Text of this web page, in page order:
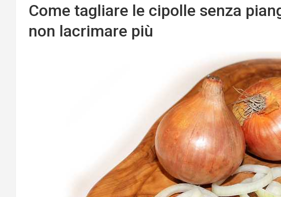
Come tagliare le cipolle senza
non lacrimare più